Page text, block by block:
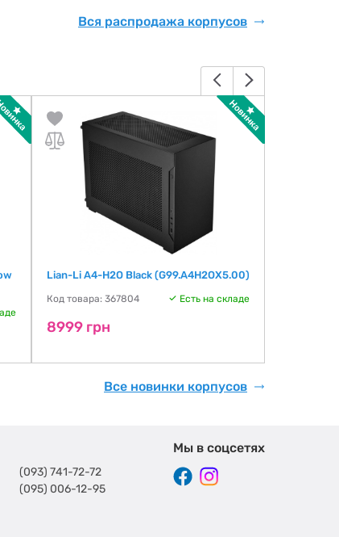
Вся распродажа корпусов
Lian-Li A4-H2O Black (G99.A4H2OX5.00)
Код товара: 367804 Есть на складе
8999 грн
Все новинки корпусов
(093) 741-72-72
(095) 006-12-95
Мы в соцсетях